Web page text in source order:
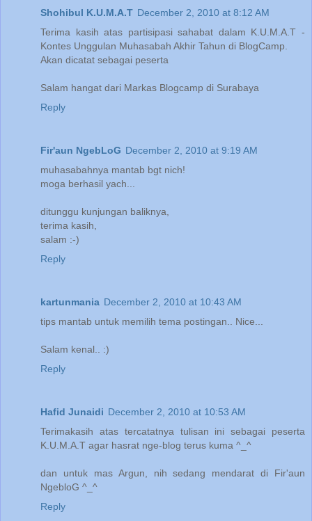
Shohibul K.U.M.A.T December 2, 2010 at 8:12 AM
Terima kasih atas partisipasi sahabat dalam K.U.M.A.T -
Kontes Unggulan Muhasabah Akhir Tahun di BlogCamp.
Akan dicatat sebagai peserta
Salam hangat dari Markas Blogcamp di Surabaya
Reply
Fir'aun NgebLoG December 2, 2010 at 9:19 AM
muhasabahnya mantab bgt nich!
moga berhasil yach...
ditunggu kunjungan baliknya,
terima kasih,
salam :-)
Reply
kartunmania December 2, 2010 at 10:43 AM
tips mantab untuk memilih tema postingan.. Nice...
Salam kenal.. :)
Reply
Hafid Junaidi December 2, 2010 at 10:53 AM
Terimakasih atas tercatatnya tulisan ini sebagai peserta
K.U.M.A.T agar hasrat nge-blog terus kuma ^_^
dan untuk mas Argun, nih sedang mendarat di Fir'aun
NgebloG ^_^
Reply